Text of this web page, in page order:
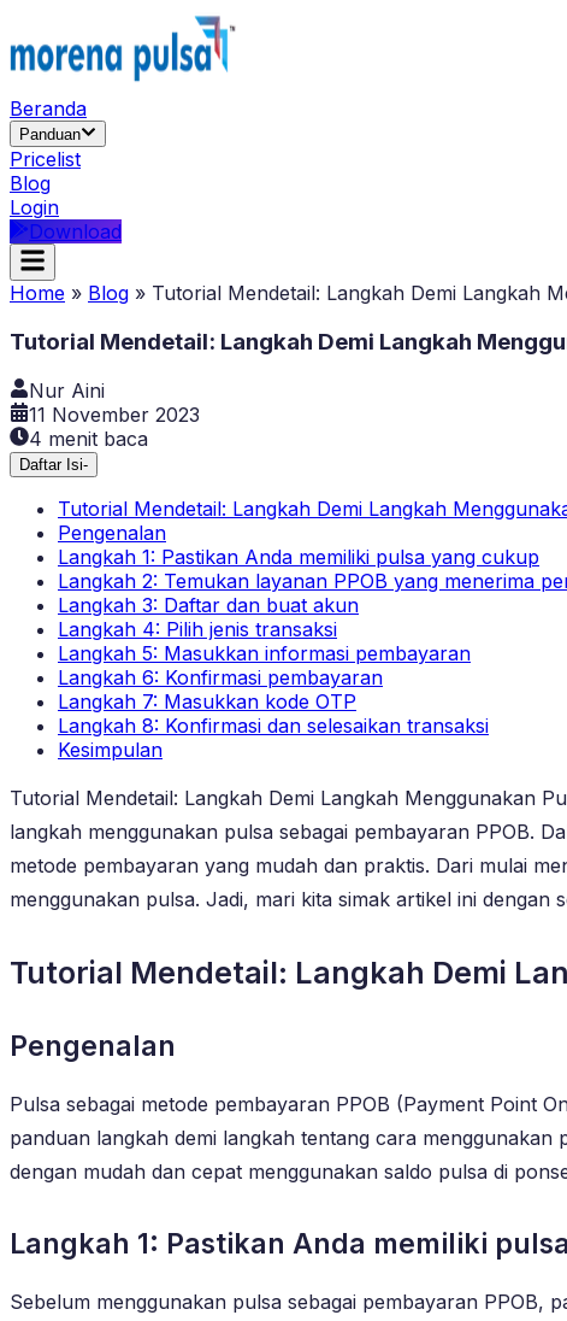
Beranda
Panduan
Pricelist
Blog
Login
Download
Home » Blog » Tutorial Mendetail: Langkah Demi Langkah
Tutorial Mendetail: Langkah Demi Langkah
Nur Aini
11 November 2023
4 menit baca
Daftar Isi-
Tutorial Mendetail: Langkah Demi Langkah
Pengenalan
Langkah 1: Pastikan Anda memiliki pulsa yang cukup
Langkah 2: Temukan layanan PPOB yang menerima
Langkah 3: Daftar dan buat akun
Langkah 4: Pilih jenis transaksi
Langkah 5: Masukkan informasi pembayaran
Langkah 6: Konfirmasi pembayaran
Langkah 7: Masukkan kode OTP
Langkah 8: Konfirmasi dan selesaikan transaksi
Kesimpulan
Tutorial Mendetail: Langkah Demi Langkah Menggunakan
langkah menggunakan pulsa sebagai pembayaran PPOB.
metode pembayaran yang mudah dan praktis. Dari mulai
menggunakan pulsa. Jadi, mari kita simak artikel ini
Tutorial Mendetail: Langkah Demi
Pengenalan
Pulsa sebagai metode pembayaran PPOB (Payment Point
panduan langkah demi langkah tentang cara
dengan mudah dan cepat menggunakan saldo pulsa di
Langkah 1: Pastikan Anda memiliki
Sebelum menggunakan pulsa sebagai pembayaran PPOB,